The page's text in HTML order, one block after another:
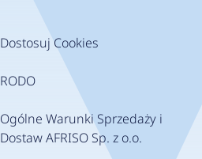
Dostosuj Cookies
RODO
Ogólne Warunki Sprzedaży i
Dostaw AFRISO Sp. z o.o.